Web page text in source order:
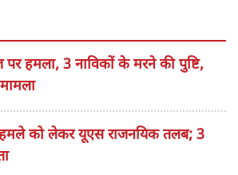
हमला, 3 नाविकों के मरने की पुष्टि,
को लेकर यूएस राजनयिक तलब; 3